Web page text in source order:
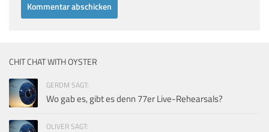
CHIT CHAT WITH OYSTER
GERDM SAGT:
Wo gab es, gibt es denn 77er Live-Rehearsals?
OLIVER SAGT: